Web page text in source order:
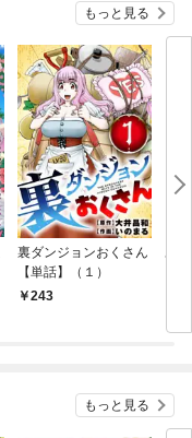
もっと見る
裏ダンジョンおくさん
【単話】（１）
243
あ
もっと見る